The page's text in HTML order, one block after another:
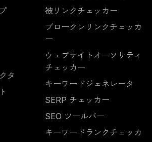
タ
被リンクチェッカー
ブロークンリンクチェッカ
ー
ウェブサイトオーソリティ
チェッカー
キーワードジェネレータ
SERP チェッカー
SEO ツールバー
キーワードランクチェッカ